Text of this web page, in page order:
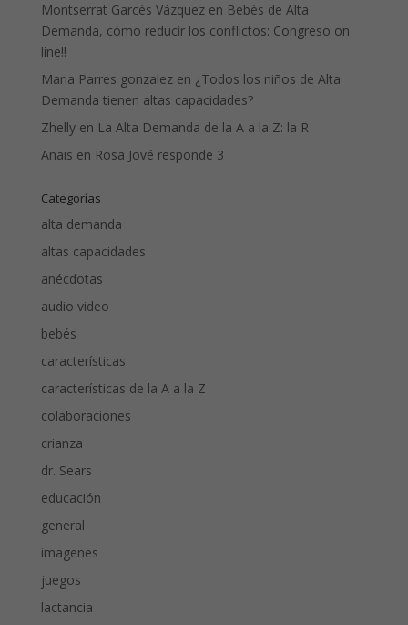
Montserrat Garcés Vázquezen Bebés de Alta
Demanda, cómo reducir los conflictos: Congreso on
line!!
Maria Parres gonzalezen ¿Todos los niños de Alta
Demanda tienen altas capacidades?
Zhellyen La Alta Demanda de la A a la Z: la R
Anais en Rosa Jové responde 3
Categorías
alta demanda
altas capacidades
anécdotas
audio video
bebés
características
características de la A a la Z
colaboraciones
crianza
dr. Sears
educación
general
imagenes
juegos
lactancia